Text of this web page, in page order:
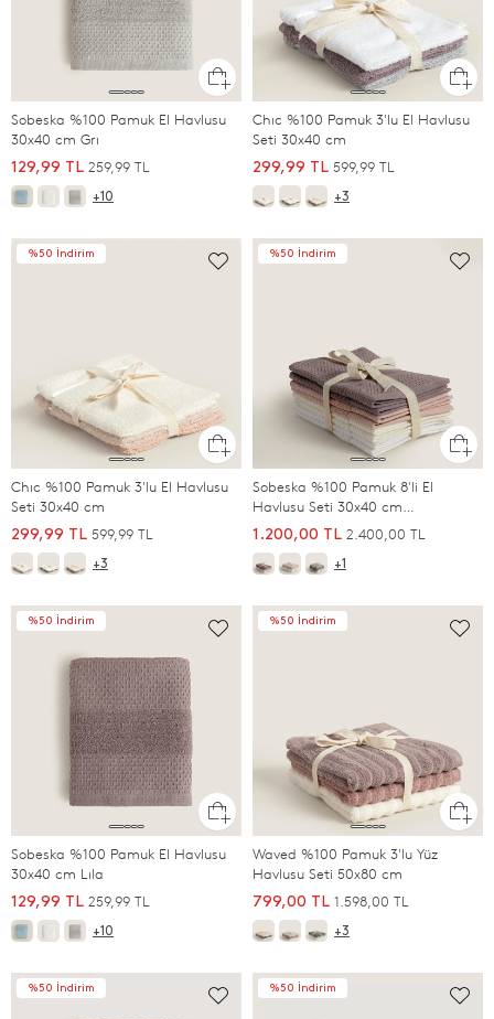
Sobeska %100 Pamuk El Havlusu
30x40 cm Grı
129,99 TL 259,99 TL
+10
Chıc %100 Pamuk 3'lu El Havlusu
Seti 30x40 cm
299,99 TL 599,99 TL
+3
%50 İndirim
Chıc %100 Pamuk 3'lu El Havlusu
Seti 30x40 cm
299,99 TL 599,99 TL
+3
%50 İndirim
Sobeska %100 Pamuk 8'li El
Havlusu Seti 30x40 cm
Lila/Somon/Ekru/Beyaz
1.200,00 TL 2.400,00 TL
+1
%50 İndirim
Sobeska %100 Pamuk El Havlusu
30x40 cm Lıla
129,99 TL 259,99 TL
+10
%50 İndirim
Waved %100 Pamuk 3'lu Yüz
Havlusu Seti 50x80 cm
799,00 TL 1.598,00 TL
+3
%50 İndirim %50 İndirim